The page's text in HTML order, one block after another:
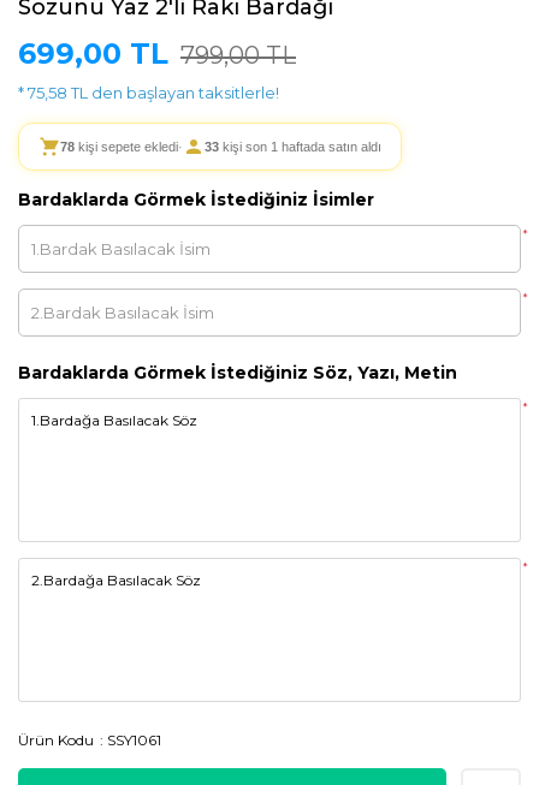
Sözünü Yaz 2'li Rakı Bardağı
699,00 TL 799,00 TL
* 75,58 TL den başlayan taksitlerle!
78 kişi sepete ekledi· 33 kişi son 1 haftada satın aldı
Bardaklarda Görmek İstediğiniz İsimler
*
*
Bardaklarda Görmek İstediğiniz Söz, Yazı, Metin
*
*
Ürün Kodu SSY1061